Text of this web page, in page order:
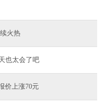
火热
也太会了吧
价上涨70元